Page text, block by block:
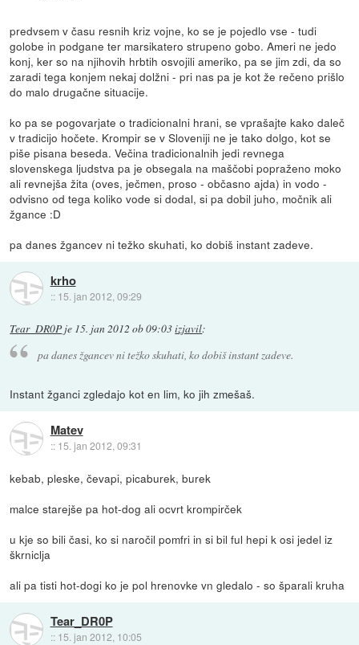
predvsem v času resnih kriz vojne, ko se je pojedlo vse - tudi
golobe in podgane ter marsikatero strupeno gobo. Ameri ne jedo
konj, ker so na njihovih hrbtih osvojili ameriko, pa se jim zdi, da so
zaradi tega konjem nekaj dolžni - pri nas pa je kot že rečeno prišlo
do malo drugačne situacije.
ko pa se pogovarjate o tradicionalni hrani, se vprašajte kako daleč
v tradicijo hočete. Krompir se v Sloveniji ne je tako dolgo, kot se
piše pisana beseda. Večina tradicionalnih jedi revnega
slovenskega ljudstva pa je obsegala na maščobi popraženo moko
ali revnejša žita (oves, ječmen, proso - občasno ajda) in vodo -
odvisno od tega koliko vode si dodal, si pa dobil juho, močnik ali
žgance :D
pa danes žgancev ni težko skuhati, ko dobiš instant zadeve.
krho
:: 15. jan 2012, 09:29
Tear_DR0P je 15. jan 2012 ob 09:03izjavil:
pa danes žgancev ni težko skuhati, ko dobiš instant zadeve.
Instant žganci zgledajo kot en lim, ko jih zmešaš.
Matev
:: 15. jan 2012, 09:31
kebab, pleske, čevapi, picaburek, burek
malce starejše pa hot-dog ali ocvrt krompirček
u kje so bili časi, ko si naročil pomfri in si bil ful hepi k osi jedel iz
škrniclja
ali pa tisti hot-dogi ko je pol hrenovke vn gledalo - so šparali kruha
Tear_DR0P
:: 15. jan 2012, 10:05